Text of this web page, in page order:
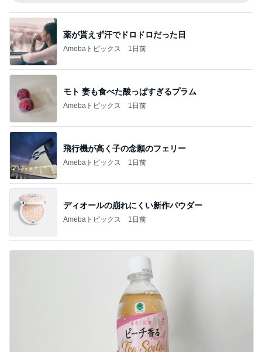
薬が貰えず汗でドロドロだった日
Amebaトピックス 1日前
モト 妻も食べた酸っぱすぎるプラム
Amebaトピックス 1日前
飛行機が高く子の念願のフェリー
Amebaトピックス 1日前
ディオールの崩れにくい新作パウダー
Amebaトピックス 1日前